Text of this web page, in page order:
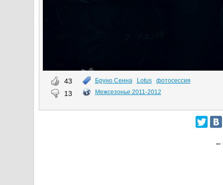
43
13
Бруно Сенна Lotus
фотосессия
Межсезонье 2011-2012